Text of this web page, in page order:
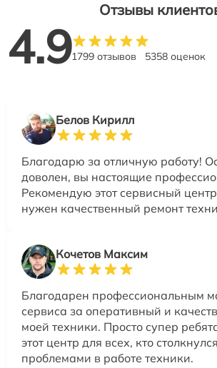
Отзывы
4.91799 отзывов 5358 оценок
Белов Кирилл
Благодарю за отличную работу!
доволен, вы настоящие
Рекомендую этот сервисный
нужен качественный ремонт
Кочетов Максим
Благодарен профессиональным
сервиса за оперативный и
моей техники. Просто супер
этот центр для всех, кто
проблемами в работе техники.